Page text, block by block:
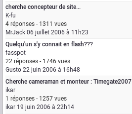
cherche concepteur de site...
K-fu
4 réponses - 1311 vues
MrJack06 juillet 2006 à 11h23
Quelqu'un s'y connait en flash???
fasspot
22 réponses - 1746 vues
Gusto22 juin 2006 à 16h48
Cherche cameraman et monteur : Timegate2007
ikar
1 réponses - 1257 vues
ikar 19 juin 2006 à 22h14